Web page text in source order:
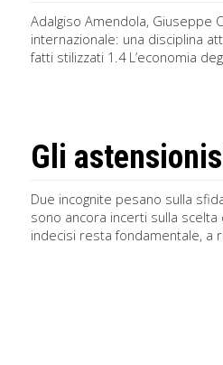
Adalgiso Amendola, Giuseppe
internazionale: una disciplina
fatti stilizzati 1.4 L’economia
Gli
Due incognite pesano sulla
sono ancora incerti sulla
indecisi resta fondamentale, a